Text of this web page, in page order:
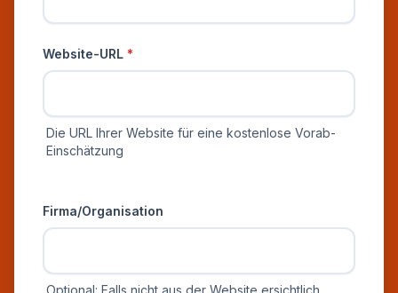
Website-URL *
Die URL Ihrer Website für eine kostenlose Vorab-
Einschätzung
Firma/Organisation
Optional: Falls nicht aus der Website ersichtlich